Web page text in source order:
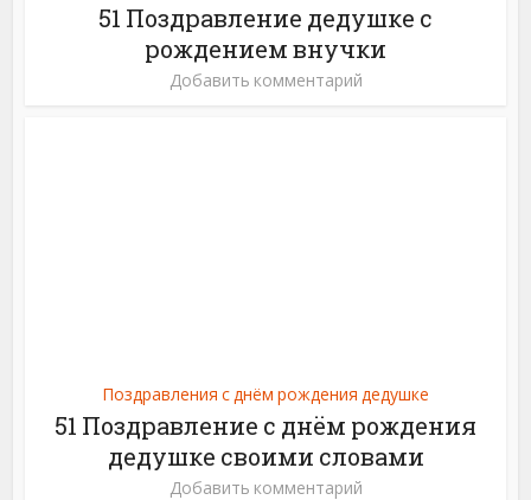
51 Поздравление дедушке с
рождением внучки
Добавить комментарий
Поздравления с днём рождения дедушке
51 Поздравление с днём рождения
дедушке своими словами
Добавить комментарий